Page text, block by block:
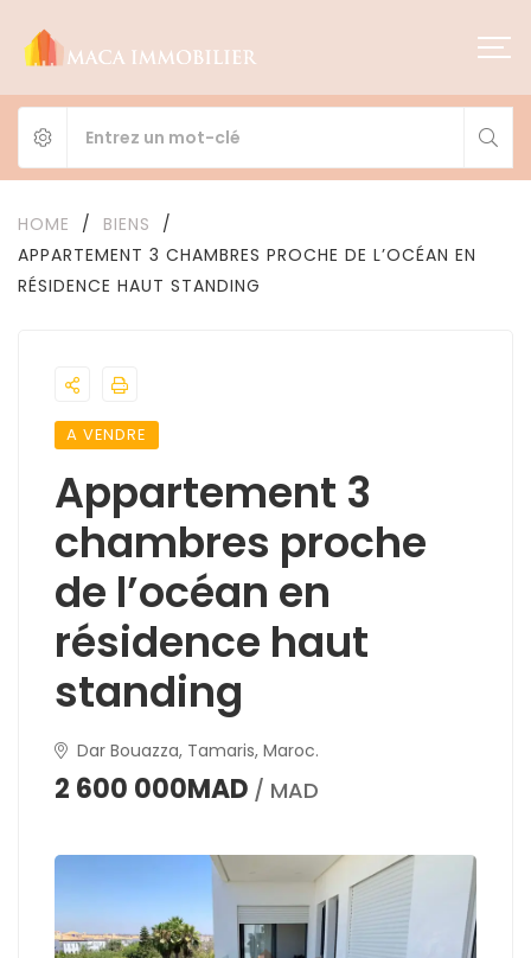
HOME / BIENS
/
APPARTEMENT 3 CHAMBRES PROCHE DE L’OCÉAN EN
RÉSIDENCE HAUT STANDING
A VENDRE
Appartement 3
chambres proche
de l’océan en
résidence haut
standing
Dar Bouazza, Tamaris, Maroc.
2 600 000MAD / MAD